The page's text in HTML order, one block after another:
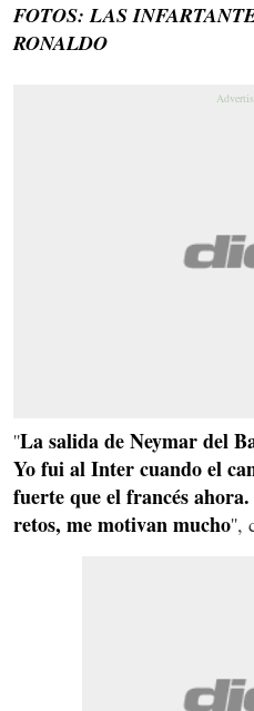
FOTOS: LAS
RONALDO
''La salida de Neymar del
Yo fui al Inter cuando el
fuerte que el francés
retos, me motivan mucho'',